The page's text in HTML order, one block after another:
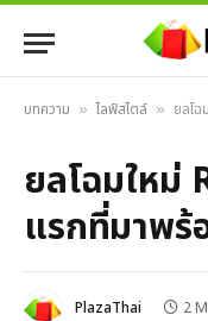
บทความ » ไลฟ์สไตล์ » ยลโฉ
ยลโฉมใหม่
แรกที่มาพร้
PlazaThai 2